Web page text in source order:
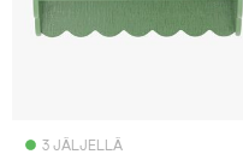
3 JÄLJELLÄ